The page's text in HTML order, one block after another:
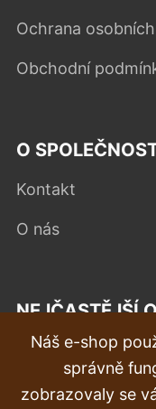
Ochrana
Obchodní
O
Kontakt
O nás
NEJČASTĚJŠÍ
Reklamace
Doprava a
Náš e-shop
správně
zobrazovaly se